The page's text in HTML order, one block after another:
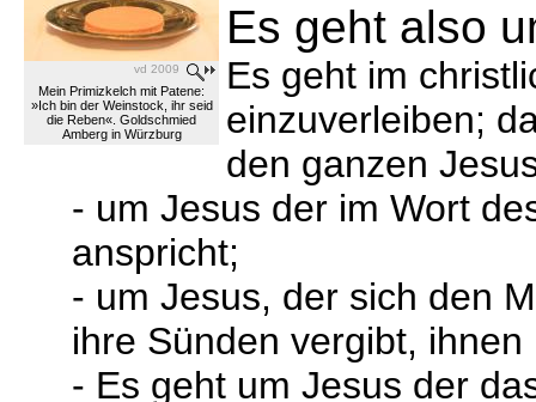
vd 2009
Mein Primizkelch mit Patene:
»Ich bin der Weinstock, ihr seid
die Reben«. Goldschmied
Amberg in Würzburg
Es geht also
Es geht im
einzuverleiben;
den ganzen
- um Jesus der im Wort
anspricht;
- um Jesus, der sich den
ihre Sünden vergibt,
- Es geht um Jesus der